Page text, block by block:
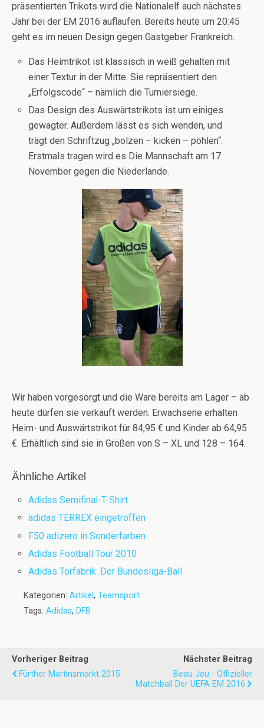
präsentierten Trikots wird die Nationalelf auch nächstes
Jahr bei der EM 2016 auflaufen. Bereits heute um 20:45
geht es im neuen Design gegen Gastgeber Frankreich.
Das Heimtrikot ist klassisch in weiß gehalten mit
einer Textur in der Mitte. Sie repräsentiert den
„Erfolgscode“ – nämlich die Turniersiege.
Das Design des Auswärtstrikots ist um einiges
gewagter. Außerdem lässt es sich wenden, und
trägt den Schriftzug „bolzen – kicken – pöhlen“.
Erstmals tragen wird es Die Mannschaft am 17.
November gegen die Niederlande.
Wir haben vorgesorgt und die Ware bereits am Lager – ab
heute dürfen sie verkauft werden. Erwachsene erhalten
Heim- und Auswärtstrikot für 84,95 € und Kinder ab 64,95
€. Erhältlich sind sie in Größen von S – XL und 128 – 164.
Ähnliche Artikel
Adidas Semifinal-T-Shirt
adidas TERREX eingetroffen
F50 adizero in Sonderfarben
Adidas Football Tour 2010
Adidas Torfabrik: Der Bundesliga-Ball
Kategorien: Artikel , Teamsport
Tags: Adidas, DFB
Vorheriger Beitrag
Fürther Martinsmarkt 2015
Nächster Beitrag
Beau Jeu - Offizieller
Matchball Der UEFA EM 2016